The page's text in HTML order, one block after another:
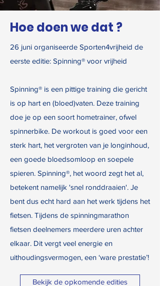
Hoe doen we dat ?
26 juni organiseerde Sporten4vrijheid de
eerste editie: Spinning® voor vrijheid
Spinning® is een pittige training die gericht
is op hart en (bloed)vaten. Deze training
doe je op een soort hometrainer, ofwel
spinnerbike. De workout is goed voor een
sterk hart, het vergroten van je longinhoud,
een goede bloedsomloop en soepele
spieren. Spinning®, het woord zegt het al,
betekent namelijk 'snel ronddraaien'. Je
bent dus echt hard aan het werk tijdens het
fietsen. Tijdens de spinningmarathon
fietsen deelnemers meerdere uren achter
elkaar. Dit vergt veel energie en
uithoudingsvermogen, een ‘ware prestatie’!
Bekijk de opkomende edities